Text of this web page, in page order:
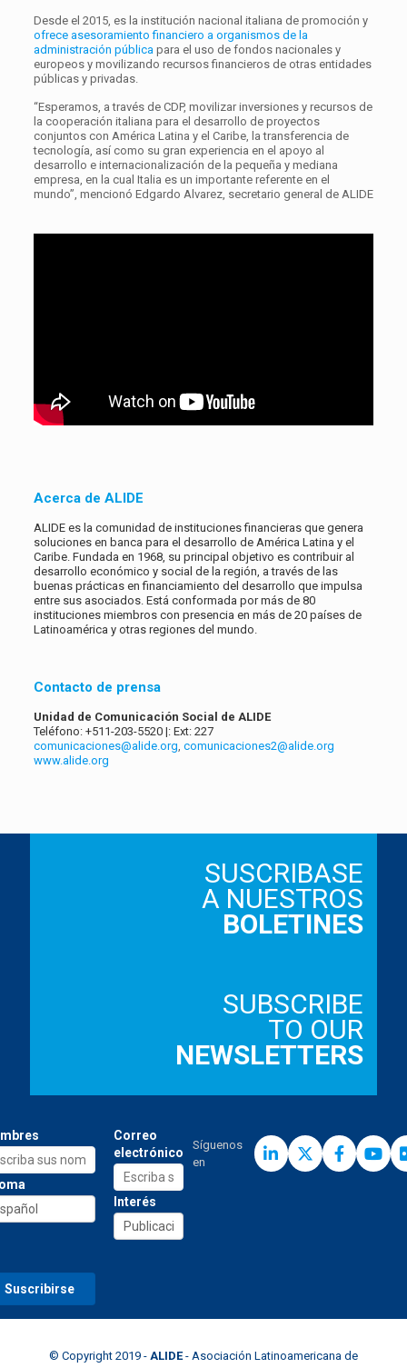
Desde el 2015, es la institución nacional italiana de promoción y
ofrece asesoramiento financiero a organismos de la
administración públicapara el uso de fondos nacionales y
europeos y movilizando recursos financieros de otras entidades
públicas y privadas.
“Esperamos, a través de CDP, movilizar inversiones y recursos de
la cooperación italiana para el desarrollo de proyectos
conjuntos con América Latina y el Caribe, la transferencia de
tecnología, así como su gran experiencia en el apoyo al
desarrollo e internacionalización de la pequeña y mediana
empresa, en la cual Italia es un importante referente en el
mundo”, mencionó Edgardo Alvarez, secretario general de ALIDE
Acerca de ALIDE
ALIDE es la comunidad de instituciones financieras que genera
soluciones en banca para el desarrollo de América Latina y el
Caribe. Fundada en 1968, su principal objetivo es contribuir al
desarrollo económico y social de la región, a través de las
buenas prácticas en financiamiento del desarrollo que impulsa
entre sus asociados. Está conformada por más de 80
instituciones miembros con presencia en más de 20 países de
Latinoamérica y otras regiones del mundo.
Contacto de prensa
Unidad de Comunicación Social de ALIDE
Teléfono: +511-203-5520 |: Ext: 227
comunicaciones@alide.org comunicaciones2@alide.org
www.alide.org
SUSCRIBASE
A NUESTROS
BOLETINES
SUBSCRIBE
TO OUR
NEWSLETTERS
Correo
electrónico
Interés
Síguenos
en
© Copyright 2019 - ALIDE- Asociación Latinoamericana de